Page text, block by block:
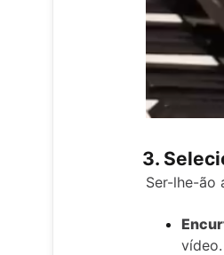
3.
Ser-lhe-ão
vídeo.